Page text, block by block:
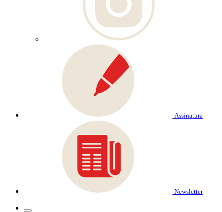
Assinatura
Newsletter